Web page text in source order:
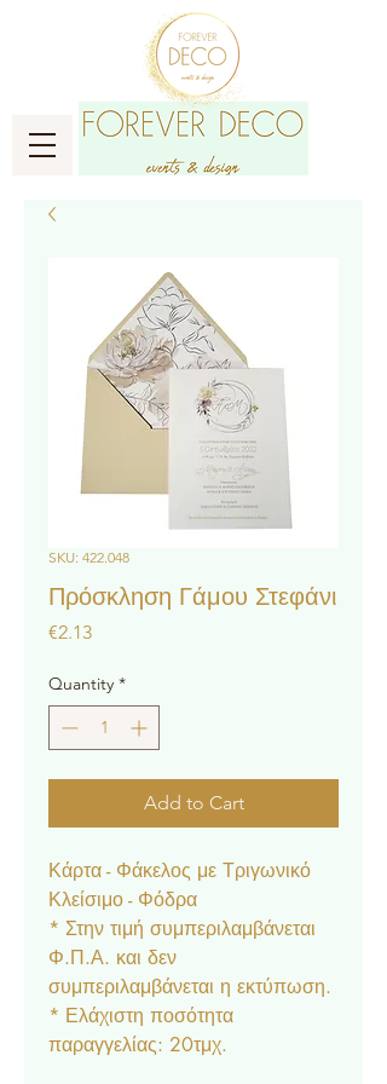
SKU: 422.048
Πρόσκληση Γάμου Στεφάνι
€2.13Price
Quantity *
Add to Cart
Κάρτα - Φάκελος με Τριγωνικό
Κλείσιμο - Φόδρα
* Στην τιμή συμπεριλαμβάνεται
Φ.Π.Α. και δεν
συμπεριλαμβάνεται η εκτύπωση.
* Ελάχιστη ποσότητα
παραγγελίας: 20τμχ.